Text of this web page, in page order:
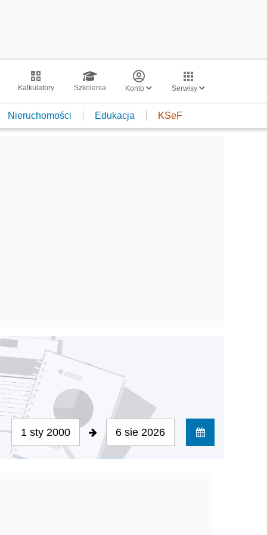
Kalkulatory Szkolenia Konto Serwisy
Nieruchomości Edukacja KSeF
1 sty 2000 6 sie 2026